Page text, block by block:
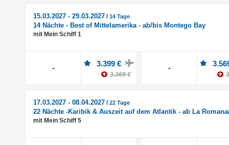
15.03.2027 - 29.03.2027 /14 Tage
14 Nächte - Best of Mittelamerika - ab/bis Montego Bay
mit Mein Schiff 1
- 3.399 €
3.369 €
-
17.03.2027 - 08.04.2027 /22 Tage
22 Nächte -Karibik & Auszeit auf dem Atlantik - ab La
mit Mein Schiff 5